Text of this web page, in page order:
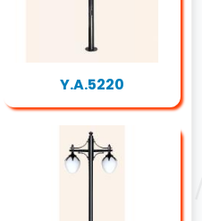
Y.A.5220